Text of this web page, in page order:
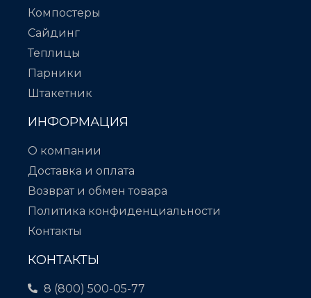
Компостеры
Сайдинг
Теплицы
Парники
Штакетник
ИНФОРМАЦИЯ
О компании
Доставка и оплата
Возврат и обмен товара
Политика конфиденциальности
Контакты
КОНТАКТЫ
8 (800) 500-05-77